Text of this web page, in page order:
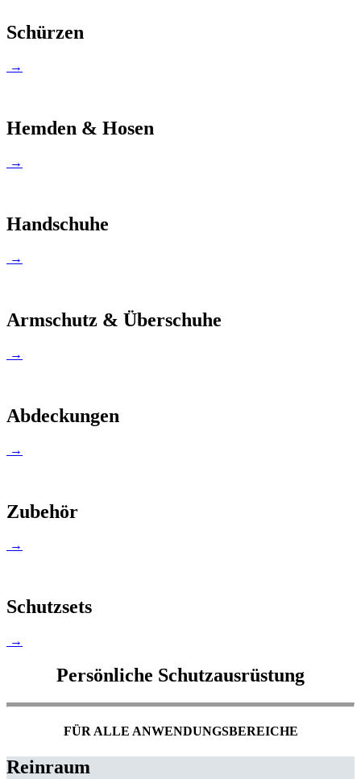
Schürzen
→
Hemden & Hosen
→
Handschuhe
→
Armschutz & Überschuhe
→
Abdeckungen
→
Zubehör
→
Schutzsets
→
Persönliche Schutzausrüstung
FÜR ALLE ANWENDUNGSBEREICHE
Reinraum